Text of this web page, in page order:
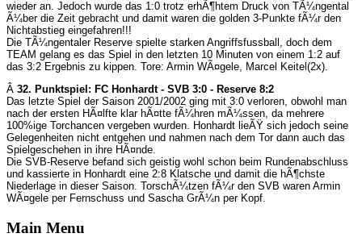
wieder an. Jedoch wurde das 1:0 trotz erhÃ¶htem Druck von TÃ¼ngental
Ã¼ber die Zeit gebracht und damit waren die golden 3-Punkte fÃ¼r den
Nichtabstieg eingefahren!!!
Die TÃ¼ngentaler Reserve spielte starken Angriffsfussball, doch dem
TEAM gelang es das Spiel in den letzten 10 Minuten von einem 1:2 auf
das 3:2 Ergebnis zu kippen. Tore: Armin WÃ¤gele, Marcel Keitel(2x).
Â 32. Punktspiel: FC Honhardt - SVB 3:0 - Reserve 8:2
Das letzte Spiel der Saison 2001/2002 ging mit 3:0 verloren, obwohl man
nach der ersten HÃ¤lfte klar hÃ¤tte fÃ¼hren mÃ¼ssen, da mehrere
100%ige Torchancen vergeben wurden. Honhardt lieÃŸ sich jedoch seine
Gelegenheiten nicht entgehen und nahmen nach dem Tor dann auch das
Spielgeschehen in ihre HÃ¤nde.
Die SVB-Reserve befand sich geistig wohl schon beim Rundenabschluss
und kassierte in Honhardt eine 2:8 Klatsche und damit die hÃ¶chste
Niederlage in dieser Saison. TorschÃ¼tzen fÃ¼r den SVB waren Armin
WÃ¤gele per Fernschuss und Sascha GrÃ¼n per Kopf.
Main Menu